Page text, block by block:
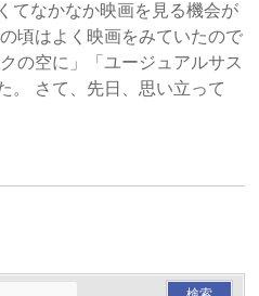
てなかなか映画を見る機会が
頃はよく映画をみていたので
の空に」「ユージュアルサス
。 さて、先日、思い立って